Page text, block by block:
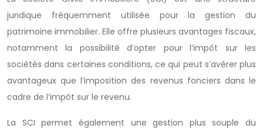
juridique fréquemment utilisée pour la gestion du
patrimoine immobilier. Elle offre plusieurs avantages fiscaux,
notamment la possibilité d’opter pour l’impôt sur les
sociétés dans certaines conditions, ce qui peut s’avérer plus
avantageux que l’imposition des revenus fonciers dans le
cadre de l’impôt sur le revenu.
La SCI permet également une gestion plus souple du